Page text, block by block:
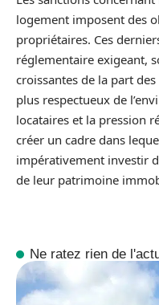
logement imposent des
propriétaires. Ces
réglementaire exigeant,
croissantes de la part
plus respectueux de
locataires et la pression
créer un cadre dans
impérativement investir
de leur patrimoine
Ne ratez rien de